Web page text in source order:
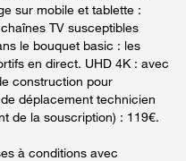
sur mobile et tablette :
TV susceptibles
le bouquet basic : les
en direct. UHD 4K : avec
construction pour
déplacement technicien
de la souscription) : 119€.
à conditions avec